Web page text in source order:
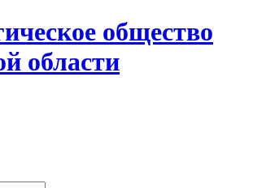
общество
области